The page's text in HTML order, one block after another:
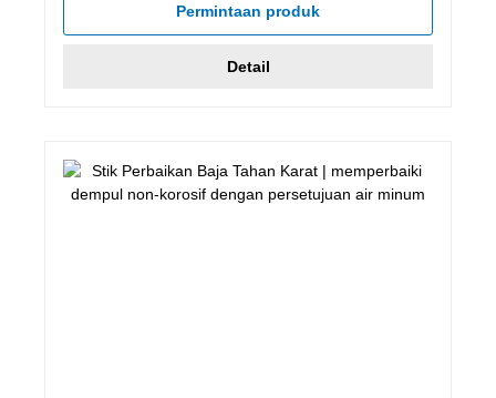
Permintaan produk
Detail